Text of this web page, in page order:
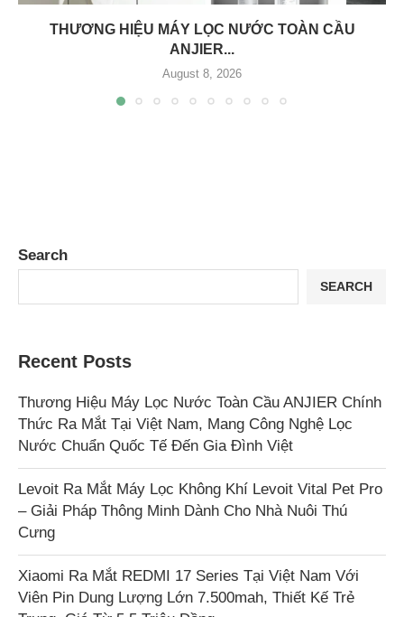
THƯƠNG HIỆU MÁY LỌC NƯỚC TOÀN CẦU
ANJIER...
August 8, 2026
Search
SEARCH
Recent Posts
Thương Hiệu Máy Lọc Nước Toàn Cầu ANJIER Chính
Thức Ra Mắt Tại Việt Nam, Mang Công Nghệ Lọc
Nước Chuẩn Quốc Tế Đến Gia Đình Việt
Levoit Ra Mắt Máy Lọc Không Khí Levoit Vital Pet Pro
– Giải Pháp Thông Minh Dành Cho Nhà Nuôi Thú
Cưng
Xiaomi Ra Mắt REDMI 17 Series Tại Việt Nam Với
Viên Pin Dung Lượng Lớn 7.500mah, Thiết Kế Trẻ